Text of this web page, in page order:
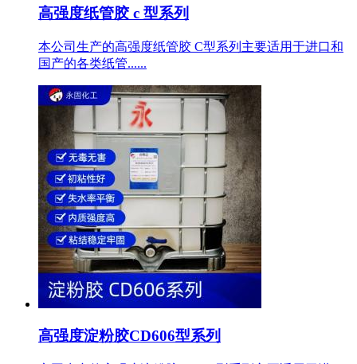
高强度纸管胶 c 型系列
本公司生产的高强度纸管胶 C型系列主要适用于进口和
国产的各类纸管......
高强度淀粉胶CD606型系列